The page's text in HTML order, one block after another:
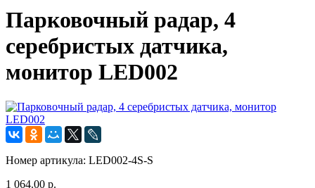
Парковочный радар, 4
серебристых датчика,
монитор LED002
Номер артикула: LED002-4S-S
1 064.00 р.